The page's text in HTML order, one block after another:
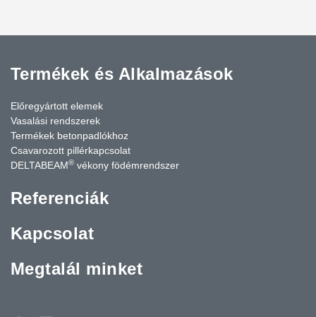
Termékek és Alkalmazások
Előregyártott elemek
Vasalási rendszerek
Termékek betonpadlókhoz
Csavarozott pillérkapcsolat
DELTABEAM® vékony födémrendszer
Referenciák
Kapcsolat
Megtalál minket